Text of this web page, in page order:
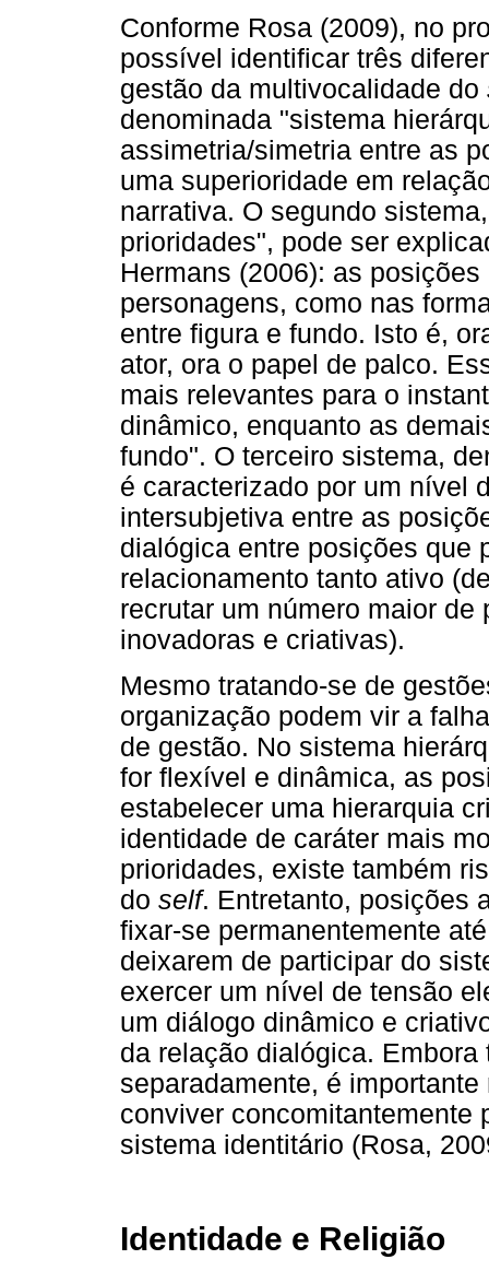
Conforme Rosa (2009), no
possível identificar três
gestão da multivocalidade do
denominada "sistema
assimetria/simetria entre as
uma superioridade em
narrativa. O segundo
prioridades", pode ser
Hermans (2006): as
personagens, como nas
entre figura e fundo. Isto é,
ator, ora o papel de palco.
mais relevantes para o
dinâmico, enquanto as
fundo". O terceiro sistema,
é caracterizado por um nível
intersubjetiva entre as
dialógica entre posições que
relacionamento tanto ativo
recrutar um número maior
inovadoras e criativas).
Mesmo tratando-se de
organização podem vir a
de gestão. No sistema
for flexível e dinâmica, as
estabelecer uma hierarquia
identidade de caráter mais
prioridades, existe também
do self. Entretanto, posições
fixar-se permanentemente
deixarem de participar do
exercer um nível de tensão
um diálogo dinâmico e
da relação dialógica.
separadamente, é
conviver concomitantemente
sistema identitário (Rosa,
Identidade e Religião